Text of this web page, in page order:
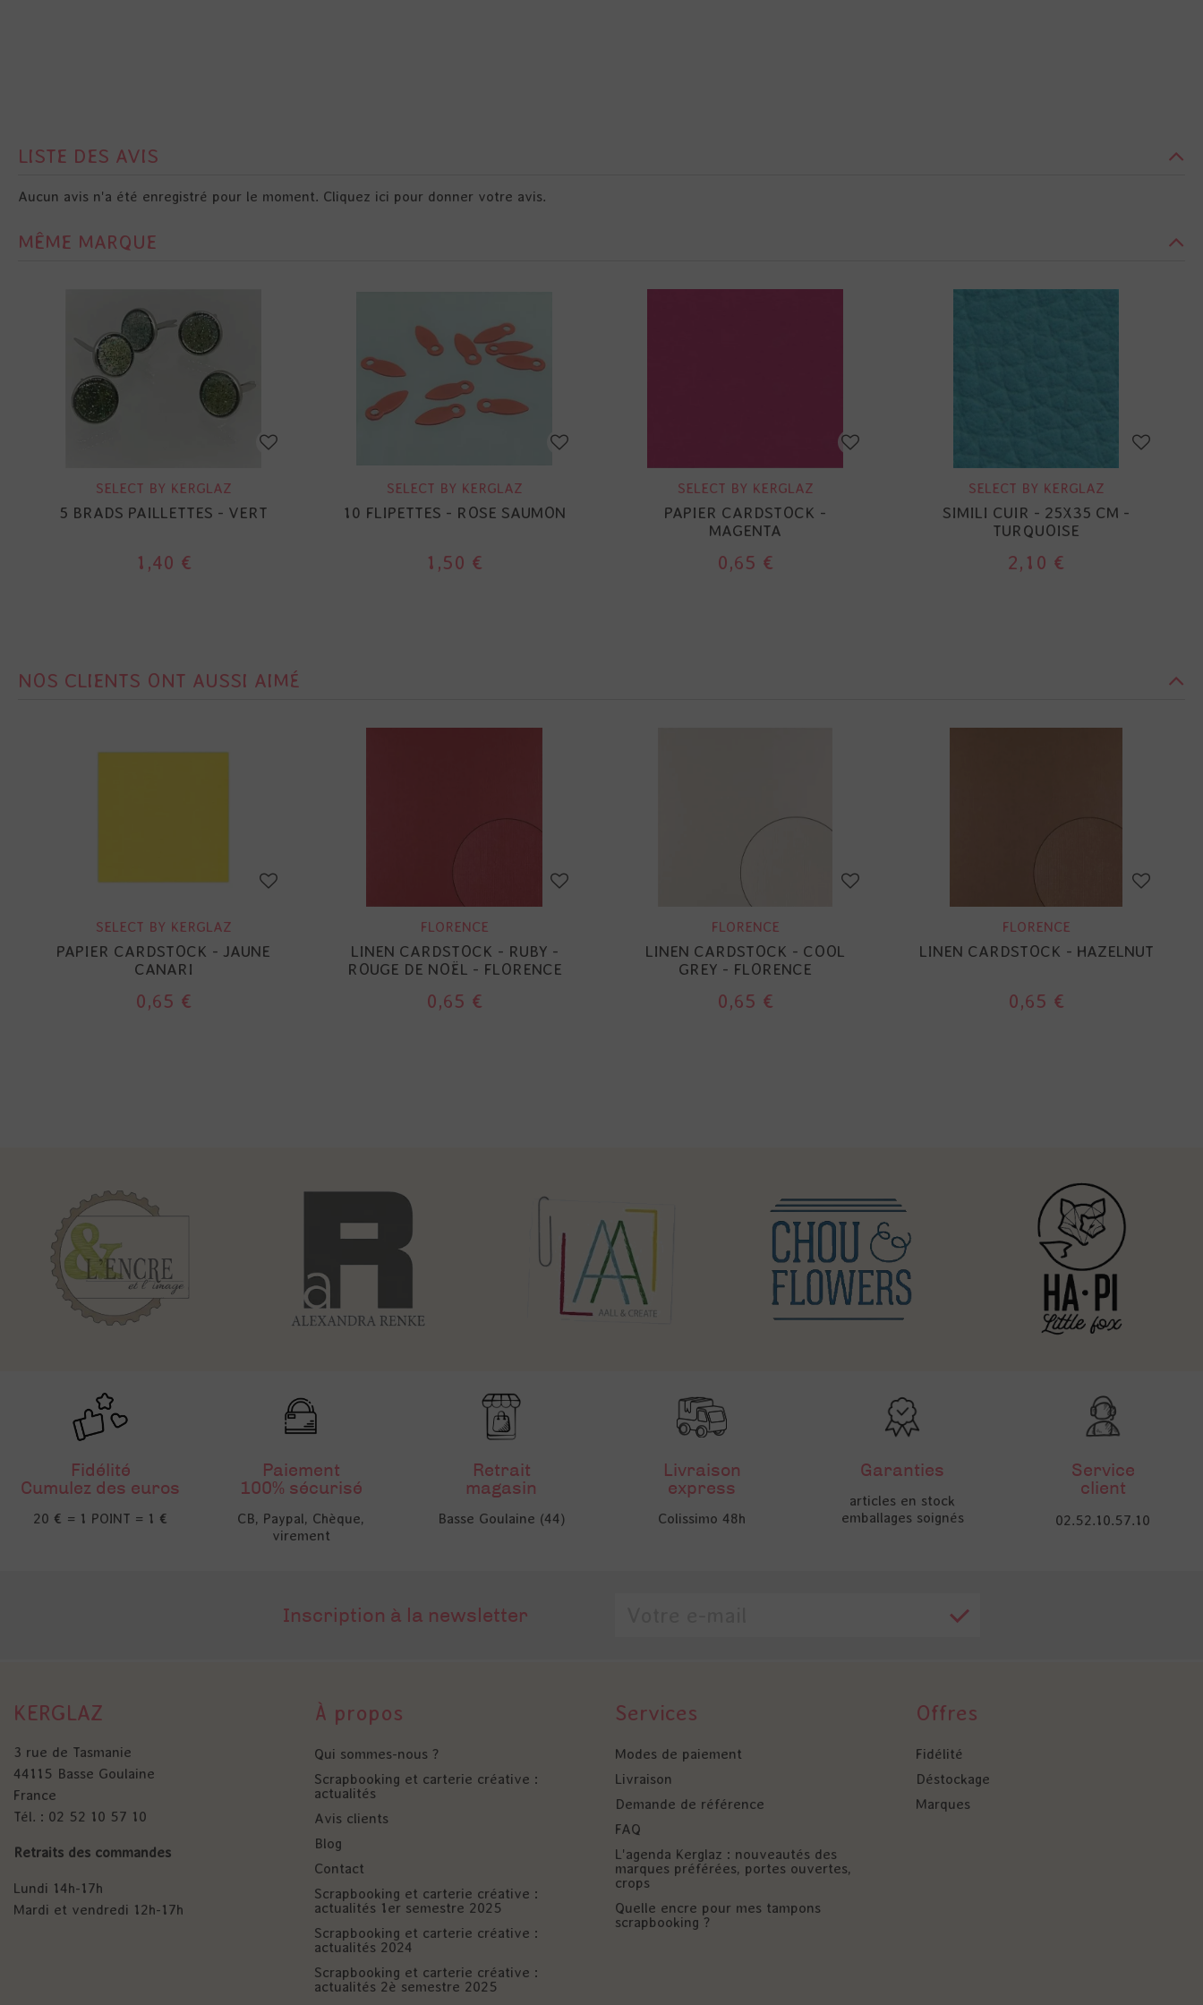
LISTE DES AVIS
Aucun avis n'a été enregistré pour le moment. Cliquez ici pour donner votre avis.
MÊME MARQUE
SELECT BY KERGLAZ
5 BRADS PAILLETTES - VERT
1,40 €
SELECT BY KERGLAZ
10 FLIPETTES - ROSE SAUMON
1,50 €
SELECT BY KERGLAZ
PAPIER CARDSTOCK -
MAGENTA
0,65 €
SELECT BY KERGLAZ
SIMILI CUIR - 25X35 CM -
TURQUOISE
2,10 €
NOS CLIENTS ONT AUSSI AIMÉ
SELECT BY KERGLAZ
PAPIER CARDSTOCK - JAUNE
CANARI
0,65 €
FLORENCE
LINEN CARDSTOCK - RUBY -
ROUGE DE NOËL - FLORENCE
0,65 €
FLORENCE
LINEN CARDSTOCK - COOL
GREY - FLORENCE
0,65 €
FLORENCE
LINEN CARDSTOCK - HAZELNUT
0,65 €
Fidélité
Cumulez des euros
20 € = 1 POINT = 1 €
Paiement
100% sécurisé
CB, Paypal, Chèque,
virement
Retrait
magasin
Basse Goulaine (44)
Livraison
express
Colissimo 48h
Garanties
articles en stock
emballages soignés
Service
client
02.52.10.57.10
Inscription à la newsletter
KERGLAZ
3 rue de Tasmanie
44115 Basse Goulaine
France
Tél. : 02 52 10 57 10
Retraits des commandes
Lundi 14h-17h
Mardi et vendredi 12h-17h
À propos
Qui sommes-nous ?
Scrapbooking et carterie créative :
actualités
Avis clients
Blog
Contact
Scrapbooking et carterie créative :
actualités 1er semestre 2025
Scrapbooking et carterie créative :
actualités 2024
Scrapbooking et carterie créative :
actualités 2è semestre 2025
Services
Modes de paiement
Livraison
Demande de référence
FAQ
L'agenda Kerglaz : nouveautés des
marques préférées, portes ouvertes,
crops
Quelle encre pour mes tampons
scrapbooking ?
Offres
Fidélité
Déstockage
Marques